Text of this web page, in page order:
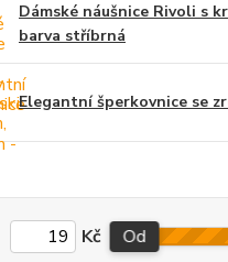
Dámské náušnice Rivoli s
barva stříbrná
Elegantní šperkovnice se
Kč Od